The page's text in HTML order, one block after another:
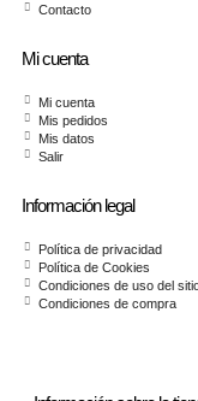
Contacto
Mi cuenta
Mi cuenta
Mis pedidos
Mis datos
Salir
Información legal
Política de privacidad
Política de Cookies
Condiciones de uso del
Condiciones de compra